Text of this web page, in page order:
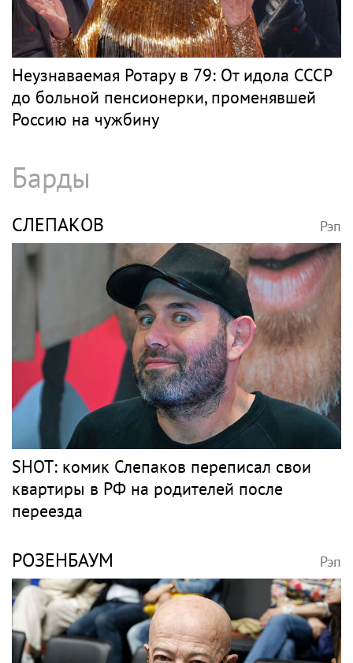
Неузнаваемая Ротару в 79: От идола СССР
до больной пенсионерки, променявшей
Россию на чужбину
Барды
СЛЕПАКОВ Рэп
SHOT: комик Слепаков переписал свои
квартиры в РФ на родителей после
переезда
РОЗЕНБАУМ Рэп